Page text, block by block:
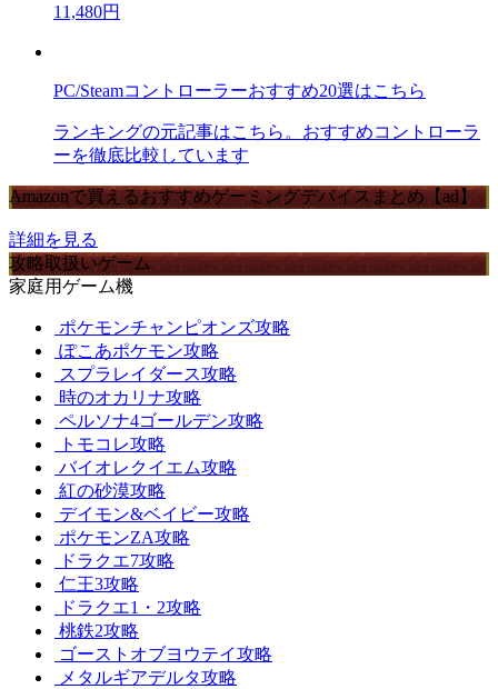
11,480円
PC/Steamコントローラーおすすめ20選はこちら
ランキングの元記事はこちら。おすすめコントローラ
ーを徹底比較しています
Amazonで買えるおすすめゲーミングデバイスまとめ【ad】
詳細を見る
攻略取扱いゲーム
家庭用ゲーム機
ポケモンチャンピオンズ攻略
ぽこあポケモン攻略
スプラレイダース攻略
時のオカリナ攻略
ペルソナ4ゴールデン攻略
トモコレ攻略
バイオレクイエム攻略
紅の砂漠攻略
デイモン&ベイビー攻略
ポケモンZA攻略
ドラクエ7攻略
仁王3攻略
ドラクエ1・2攻略
桃鉄2攻略
ゴーストオブヨウテイ攻略
メタルギアデルタ攻略